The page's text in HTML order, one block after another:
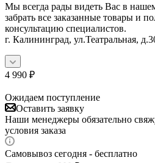
Мы всегда рады видеть Вас в
забрать все заказанные товары и
консультацию специалистов.
г. Калининград, ул.Театральная,
4 990 ₽
Ожидаем поступление
Оставить заявку
Наши менеджеры обязательно
условия заказа
Самовывоз сегодня - бесплатно